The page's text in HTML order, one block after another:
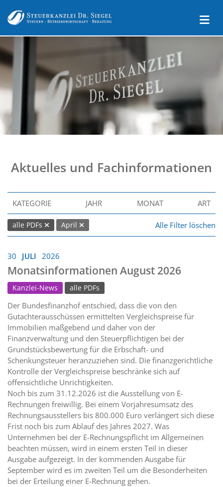
Aktuelles und Fachinformationen
KATEGORIE JAHR MONAT ART
alle PDFs April Alle Filter löschen
30 JULI 2026
Monatsinformationen August 2026
Kanzlei-News alle PDFs
Der Bundesfinanzhof entschied, dass die von den
Gutachterausschüssen ermittelten Vergleichspreise für
Immobilien maßgebend und daher von der
Finanzverwaltung und den Steuerpflichtigen bei der
Grundstücksbewertung für die Erbschaft- und
Schenkungsteuer heranzuziehen sind. Die finanzgerichtliche
Kontrolle der Vergleichspreise beschränke sich auf
offensichtliche Unrichtigkeiten.
Noch bis zum 31.12.2026 ist die Ausstellung von E-
Rechnungen freiwillig. Bei einem Vorjahresumsatz des
Rechnungsausstellers bis 800.000 Euro verlängert sich diese
Frist noch bis zum Ablauf des Jahres 2027. Was
Unternehmen bei der E-Rechnungspflicht im Allgemeinen
beachten müssen, wird in einem ersten Teil in dieser
Ausgabe aufgezeigt. In der kommenden Ausgabe für
September wird es im zweiten Teil um die Besonderheiten
bei der Erteilung einer E-Rechnung gehen.